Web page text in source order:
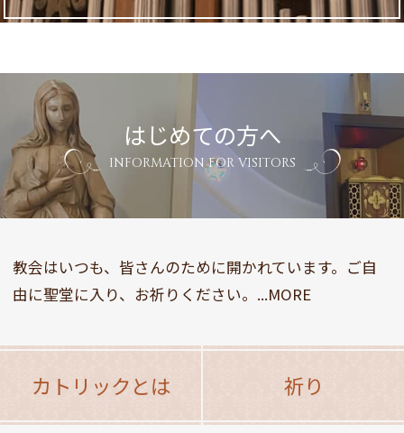
はじめての方へ
INFORMATION FOR VISITORS
教会はいつも、皆さんのために開かれています。ご自
由に聖堂に入り、お祈りください。...MORE
カトリックとは 祈り